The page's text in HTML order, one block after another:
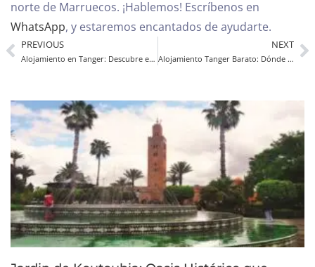
norte de Marruecos. ¡Hablemos! Escríbenos en
WhatsApp, y estaremos encantados de ayudarte.
PREVIOUS
Alojamiento en Tanger: Descubre el lujo de Mnar Castle
NEXT
Alojamiento Tanger Barato: Dónde Dormir Bien y Gastar Poco